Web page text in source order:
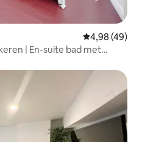
Gemiddelde
4,98 (49)
| En-suite bad met